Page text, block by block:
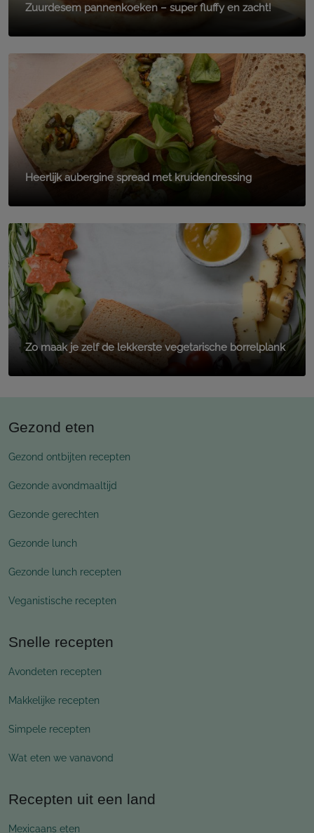
Zuurdesem pannenkoeken – super fluffy en zacht!
Heerlijk aubergine spread met kruidendressing
Zo maak je zelf de lekkerste vegetarische borrelplank
Gezond eten
Gezond ontbijten recepten
Gezonde avondmaaltijd
Gezonde gerechten
Gezonde lunch
Gezonde lunch recepten
Veganistische recepten
Snelle recepten
Avondeten recepten
Makkelijke recepten
Simpele recepten
Wat eten we vanavond
Recepten uit een land
Mexicaans eten